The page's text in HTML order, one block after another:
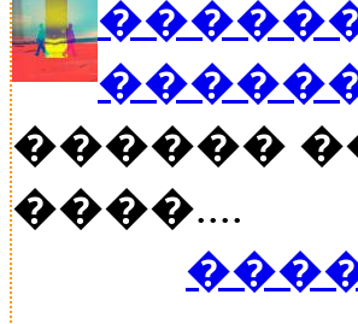
������
����....